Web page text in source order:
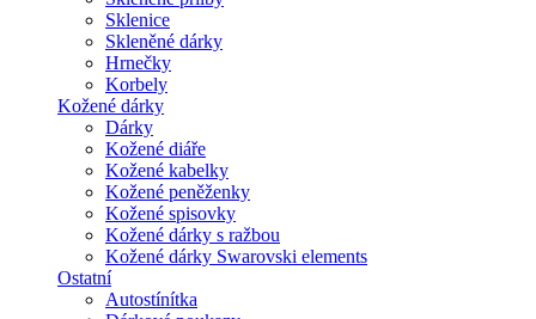
Sklenice
Skleněné dárky
Hrnečky
Korbely
Kožené dárky
Dárky
Kožené diáře
Kožené kabelky
Kožené peněženky
Kožené spisovky
Kožené dárky s ražbou
Kožené dárky Swarovski elements
Ostatní
Autostínítka